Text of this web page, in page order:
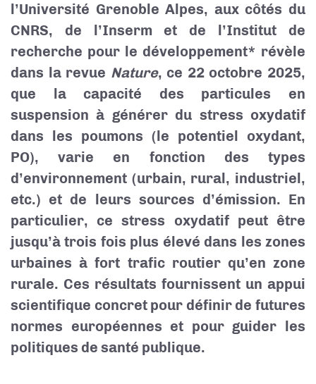
l’Université Grenoble Alpes, aux côtés du
CNRS, de l’Inserm et de l’Institut de
recherche pour le développement* révèle
dans la revue Nature, ce 22 octobre 2025,
que la capacité des particules en
suspension à générer du stress oxydatif
dans les poumons (le potentiel oxydant,
PO), varie en fonction des types
d’environnement (urbain, rural, industriel,
etc.) et de leurs sources d’émission. En
particulier, ce stress oxydatif peut être
jusqu’à trois fois plus élevé dans les zones
urbaines à fort trafic routier qu’en zone
rurale. Ces résultats fournissent un appui
scientifique concret pour définir de futures
normes européennes et pour guider les
politiques de santé publique.